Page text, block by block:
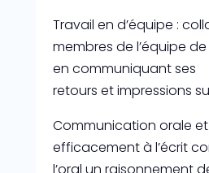
Travail en d’équipe :
membres de l’équipe
en communiquant ses
retours et impressions
Communication orale
efficacement à l’écrit